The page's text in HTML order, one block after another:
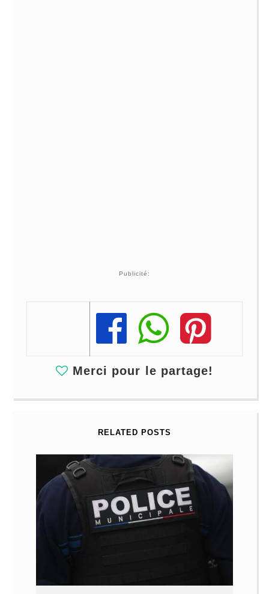
Publicité:
Share
Share
Share
Merci pour le partage!
RELATED POSTS